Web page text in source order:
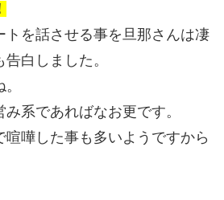
トを話させる事を旦那さんは凄
白しました。
系であればなお更です。
嘩した事も多いようですから